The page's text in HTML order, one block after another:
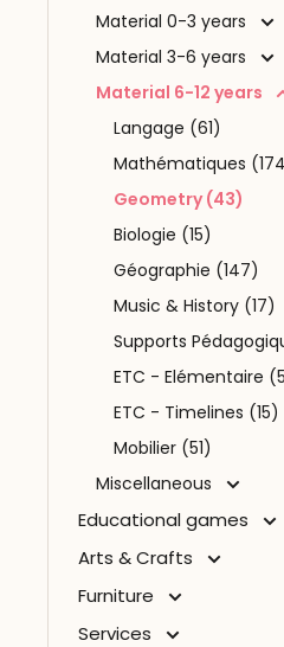
Material 0-3 years
Material 3-6 years
Material 6-12 years
Langage (61)
Mathématiques
Geometry (43)
Biologie (15)
Géographie (147)
Music & History (17)
Supports
ETC - Elémentaire
ETC - Timelines (15)
Mobilier (51)
Miscellaneous
Educational games
Arts & Crafts
Furniture
Services